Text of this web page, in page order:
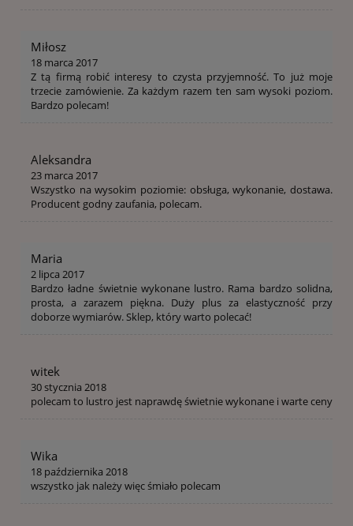
Miłosz
18 marca 2017
Z tą firmą robić interesy to czysta przyjemność. To już moje
trzecie zamówienie. Za każdym razem ten sam wysoki poziom.
Bardzo polecam!
Aleksandra
23 marca 2017
Wszystko na wysokim poziomie: obsługa, wykonanie, dostawa.
Producent godny zaufania, polecam.
Maria
2 lipca 2017
Bardzo ładne świetnie wykonane lustro. Rama bardzo solidna,
prosta, a zarazem piękna. Duży plus za elastyczność przy
doborze wymiarów. Sklep, który warto polecać!
witek
30 stycznia 2018
polecam to lustro jest naprawdę świetnie wykonane i warte ceny
Wika
18 października 2018
wszystko jak należy więc śmiało polecam